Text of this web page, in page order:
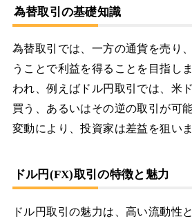
為替取引の基礎知識
為替取引では、一方の通貨を売り
うことで利益を得ることを目指し
われ、例えばドル円取引では、米
買う、あるいはその逆の取引が可
変動により、投資家は差益を狙いま
ドル円(FX)取引の特徴と魅力
ドル円取引の魅力は、高い流動性